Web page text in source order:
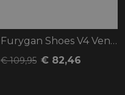
Furygan Shoes V4 Vented
€ 109,95 € 82,46